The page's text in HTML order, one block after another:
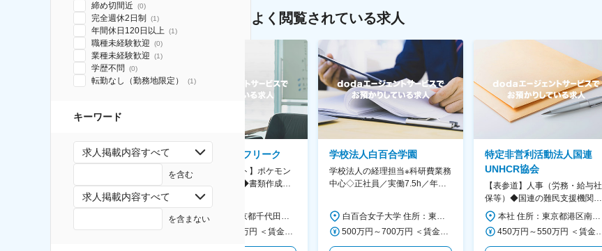
締め切間近 (0)
完全週休2日制 (1)
年間休日120日以上 (1)
職種未経験歓迎 (0)
業種未経験歓迎 (1)
学歴不問 (0)
転勤なし（勤務地限定） (1)
キーワード
求人掲載内容すべて
を含む
求人掲載内容すべて
を含まない
よく閲覧されている求人
務・事務担当～開発部材の発注
やDXに向けたシステム利用等～
400万円～550万円 ＜賃金形態＞ 月給制 固定給＋業績給 ＜賃金内訳＞ 月額（基本給）：230,000円～280,000円 ＜月給＞ 230,000円～280,000円 ＜昇給有無＞ 有 ＜残業手当＞ 有 ＜給与補足＞ ※上記はあくまで最低保証額です。実際にはこれまでの経験やスキルを考慮の上、決定します。 年収には残業代は含めておりません。 ■昇給：年1回 ■賞与：年2回 賃金はあくまでも目安の金額であり、選考を通じて上下する可能性があります。 月給(月額)は固定手当を含めた表記です。
株式会社ゲームフリーク
【庶務アシスタント】ポケモン
シリーズ開発企業◆書類作成・
データ入力など◆年休126日・
食事補助あり◎
学校法人白百合学園
学校法人の経理担当※科研費業務
中心◇正社員／実働7.5h／年休
特定非営利活動法人国連
UNHCR協会
【表参道】人事（労務・給与社
保等）◆国連の難民支援機関の
活動を支える日本公式支援窓口
◆正職員登用前提